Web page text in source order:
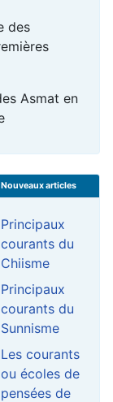
des
Asmat en
Nouveaux articles
Principaux
courants du
Chiisme
Principaux
courants du
Sunnisme
Les courants
ou écoles de
pensées de